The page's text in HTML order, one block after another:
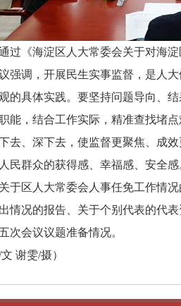
《海淀区人大常委会关于对海淀
强调，开展民生实事监督，是人
的具体实践。要坚持问题导向、
能，结合工作实际，精准查找堵
去、深下去，使监督更聚焦、成
民群众的获得感、幸福感、安全感
区人大常委会人事任免工作情况
情况的报告、关于个别代表的代
次会议议题准备情况。
谢雯/摄）